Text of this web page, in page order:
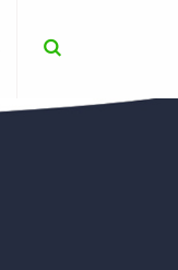
Toggle
Search